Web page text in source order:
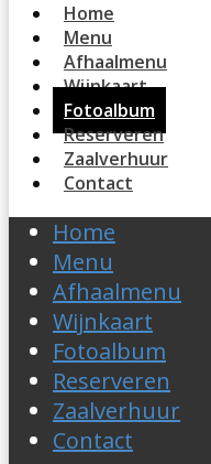
Home
Menu
Afhaalmenu
Wijnkaart
Fotoalbum
Reserveren
Zaalverhuur
Contact
Home
Menu
Afhaalmenu
Wijnkaart
Fotoalbum
Reserveren
Zaalverhuur
Contact